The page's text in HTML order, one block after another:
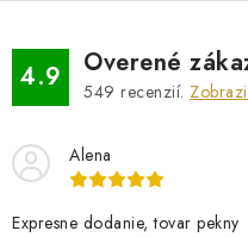
4.9 Overené
549 recenzií.
Alena
Expresne dodanie, tovar pekny